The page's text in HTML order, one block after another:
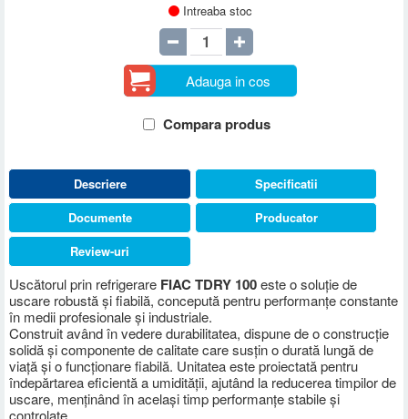
Intreaba stoc
Adauga in cos
Compara produs
Descriere
Uscătorul prin refrigerare FIAC TDRY 100este o soluție de
uscare robustă și fiabilă, concepută pentru performanțe constante
în medii profesionale și industriale.
Construit având în vedere durabilitatea, dispune de o construcție
solidă și componente de calitate care susțin o durată lungă de
viață și o funcționare fiabilă. Unitatea este proiectată pentru
îndepărtarea eficientă a umidității, ajutând la reducerea timpilor de
uscare, menținând în același timp performanțe stabile și
controlate.
Specificatii
Documente
Producator
Review-uri